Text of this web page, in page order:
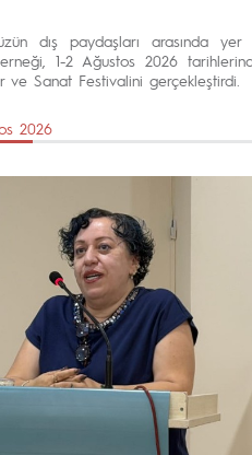
dış paydaşları arasında
1-2 Ağustos 2026
ve Sanat Festivalini gerçekleştirdi.
2026